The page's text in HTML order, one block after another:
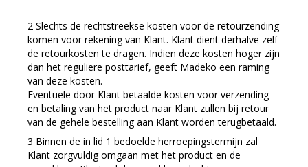
Slechts de rechtstreekse kosten voor de retourzending
komen voor rekening van Klant. Klant dient derhalve zelf
de retourkosten te dragen. Indien deze kosten hoger zijn
dan het reguliere posttarief, geeft Madeko een raming
van deze kosten.
Eventuele door Klant betaalde kosten voor verzending
en betaling van het product naar Klant zullen bij retour
van de gehele bestelling aan Klant worden terugbetaald.
Binnen de in lid 1 bedoelde herroepingstermijn zal
Klant zorgvuldig omgaan met het product en de